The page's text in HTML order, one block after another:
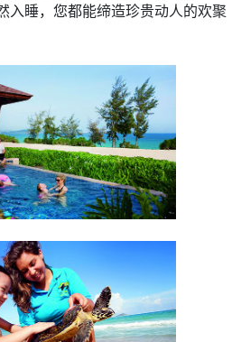
入睡，您都能缔造珍贵动人的欢聚